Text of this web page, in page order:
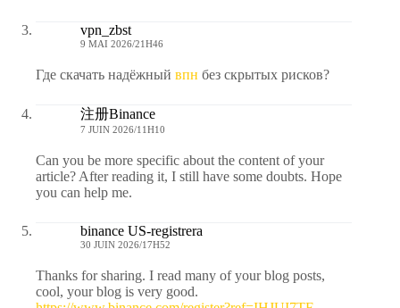
vpn_zbst
9 MAI 2026/21H46
Где скачать надёжный впн без скрытых рисков?
注册Binance
7 JUIN 2026/11H10
Can you be more specific about the content of your
article? After reading it, I still have some doubts. Hope
you can help me.
binance US-registrera
30 JUIN 2026/17H52
Thanks for sharing. I read many of your blog posts,
cool, your blog is very good.